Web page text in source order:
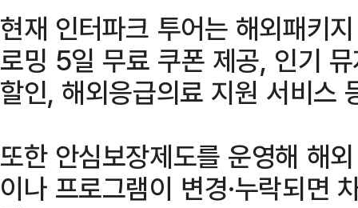
현재 인터파크 투어는 해외패키
로밍 5일 무료 쿠폰 제공, 인기
할인, 해외응급의료 지원 서비스
또한 안심보장제도를 운영해 해
이나 프로그램이 변경·누락되면